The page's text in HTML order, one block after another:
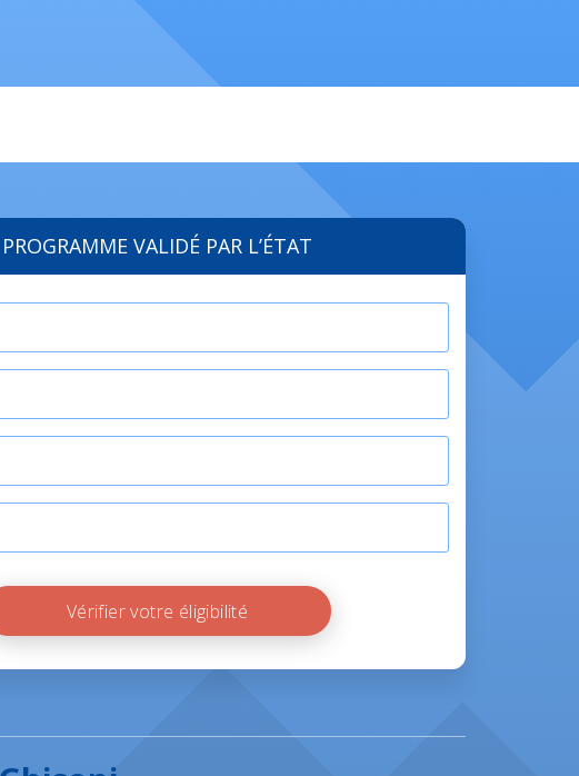
PROGRAMME VALIDÉ PAR L’ÉTAT
Vérifier votre éligibilité